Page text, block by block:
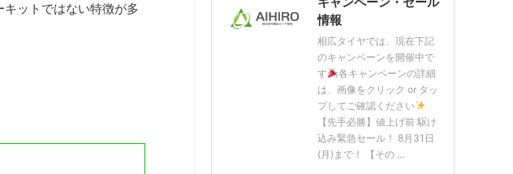
ットではない特徴が多
情報
相広タイヤでは、現在下記
のキャンペーンを開催中で
す
各キャンペーンの詳細
は、画像をクリック or タッ
プしてご確認ください
【先手必勝】値上げ前 駆け
込み緊急セール！ 8月31日
(月)まで！ 【その ...